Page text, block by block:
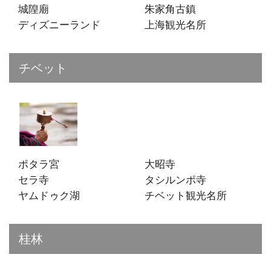
城隍廟
朱家角古鎮
ディズニーランド
上海観光名所
チベット
ポタラ宮
大昭寺
セラ寺
タシルンポ寺
ヤムドゥク湖
チベット観光名所
桂林